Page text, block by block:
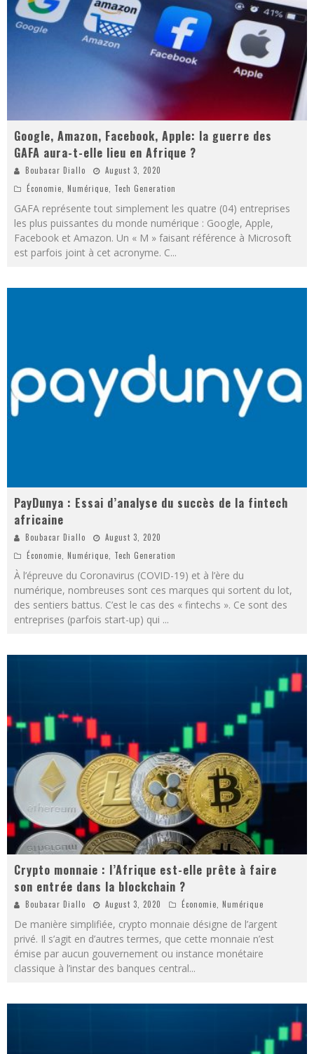
Google, Amazon, Facebook, Apple: la guerre des
GAFA aura-t-elle lieu en Afrique ?
Boubacar Diallo
August 3, 2020
Économie Numérique Tech Generation
GAFA représente tout simplement les quatre (04) entreprises
les plus puissantes du monde numérique : Google, Apple,
Facebook et Amazon. Un « M » faisant référence à Microsoft
est parfois joint à cet acronyme. C...
PayDunya : Essai d’analyse du succès de la fintech
africaine
Boubacar Diallo
August 3, 2020
Économie Numérique Tech Generation
À l’épreuve du Coronavirus (COVID-19) et à l’ère du
numérique, nombreuses sont ces marques qui sortent du lot,
des sentiers battus. C’est le cas des « fintechs ». Ce sont des
entreprises (parfois start-up) qui ...
Crypto monnaie : l’Afrique est-elle prête à faire
son entrée dans la blockchain ?
Boubacar Diallo August 3, 2020 Économie, Numérique
De manière simplifiée, crypto monnaie désigne de l’argent
privé. Il s’agit en d’autres termes, que cette monnaie n’est
émise par aucun gouvernement ou instance monétaire
classique à l’instar des banques central...